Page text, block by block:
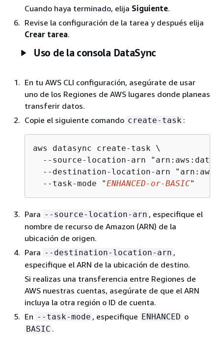
Cuando haya terminado, elija Siguiente.
Revise la configuración de la tarea y después elija
Crear tarea.
Uso de la consola DataSync
En tu AWS CLI configuración, asegúrate de usar
uno de los Regiones de AWS lugares donde planeas
transferir datos.
Copie el siguiente comando create-task :
aws datasync create-task \
--source-location-arn
--destination-location-arn
  --task-mode "
ENHANCED-or-BASIC"
Para --source-location-arn , especifique el
nombre de recurso de Amazon (ARN) de la
ubicación de origen.
Para --destination-location-arn ,
especifique el ARN de la ubicación de destino.
Si realizas una transferencia entre Regiones de
AWS nuestras cuentas, asegúrate de que el ARN
incluya la otra región o ID de cuenta.
En --task-mode , especifique ENHANCED o
BASIC .